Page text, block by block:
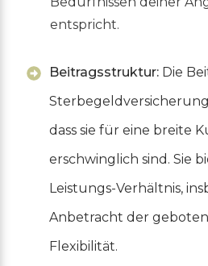
entspricht.
Beitragsstruktur: Die
dass sie für eine breite
erschwinglich sind. Sie
Leistungs-Verhältnis,
Anbetracht der
Flexibilität.